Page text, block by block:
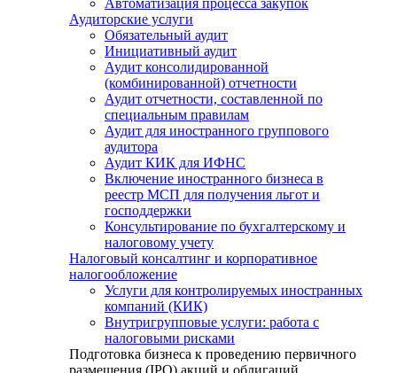
Автоматизация процесса закупок
Аудиторские услуги
Обязательный аудит
Инициативный аудит
Аудит консолидированной
(комбинированной) отчетности
Аудит отчетности, составленной по
специальным правилам
Аудит для иностранного группового
аудитора
Аудит КИК для ИФНС
Включение иностранного бизнеса в
реестр МСП для получения льгот и
господдержки
Консультирование по бухгалтерскому и
налоговому учету
Налоговый консалтинг и корпоративное
налогообложение
Услуги для контролируемых иностранных
компаний (КИК)
Внутригрупповые услуги: работа с
налоговыми рисками
Подготовка бизнеса к проведению первичного
размещения (IPO) акций и облигаций